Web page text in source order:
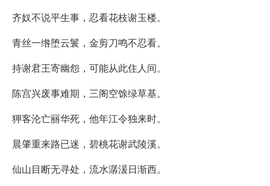
齐奴不说平生事，忍看花枝谢玉楼。
青丝一绺堕云鬟，金剪刀鸣不忍看。
持谢君王寄幽怨，可能从此住人间。
陈宫兴废事难期，三阁空馀绿草基。
狎客沦亡丽华死，他年江令独来时。
晨肇重来路已迷，碧桃花谢武陵溪。
仙山目断无寻处，流水潺湲日渐西。